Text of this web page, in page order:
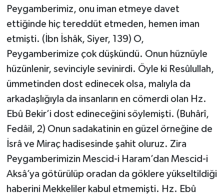
Peygamberimiz, onu iman etmeye davet
ettiğinde hiç tereddüt etmeden, hemen iman
etmişti. (İbn İshâk, Siyer, 139) O,
Peygamberimize çok düşkündü. Onun hüznüyle
hüzünlenir, sevinciyle sevinirdi. Öyle ki Resûlullah,
ümmetinden dost edinecek olsa, malıyla da
arkadaşlığıyla da insanların en cömerdi olan Hz.
Ebû Bekir’i dost edineceğini söylemişti. (Buhârî,
Fedâil, 2) Onun sadakatinin en güzel örneğine de
İsrâ ve Miraç hadisesinde şahit oluruz. Zira
Peygamberimizin Mescid-i Haram’dan Mescid-i
Aksâ’ya götürülüp oradan da göklere yükseltildiği
haberini Mekkeliler kabul etmemişti. Hz. Ebû
Bilecik Müftülüğü
Bingöl Müftülüğü
Bitlis Müftülüğü
Bolu Müftülüğü
Burdur Müftülüğü
Bursa Müftülüğü
Çanakkale Müftülüğü
Kültür-Sanat
Aile
Sağlık
Makaleler
Ekonomi
Duyurular
Podcast